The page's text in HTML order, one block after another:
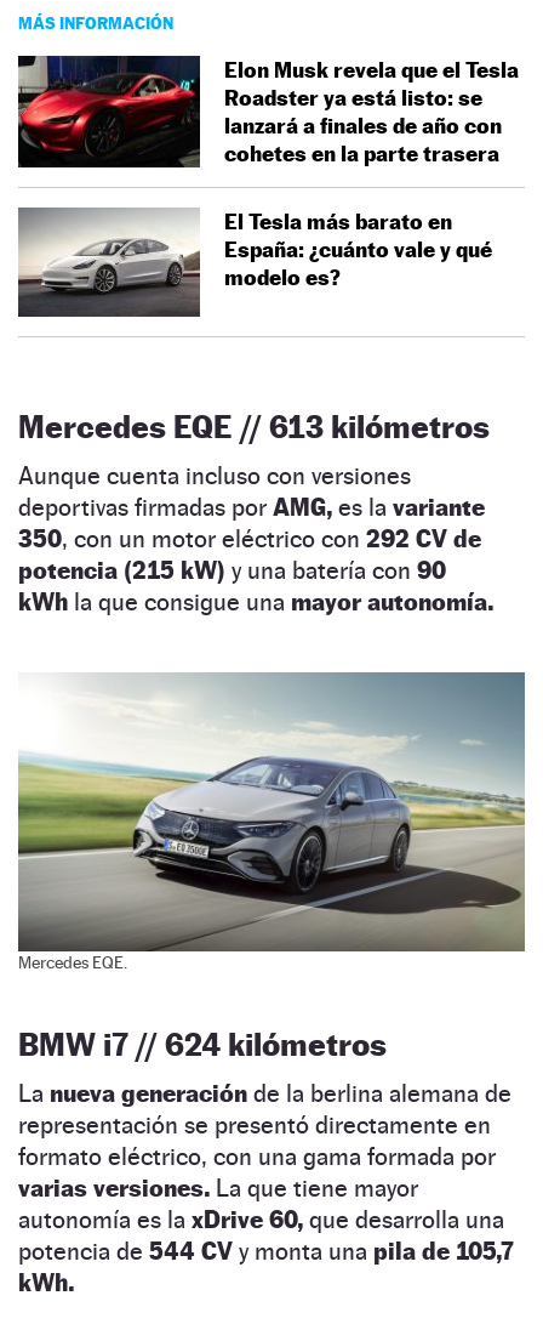
MÁS INFORMACIÓN
Elon Musk revela que el Tesla
Roadster ya está listo: se
lanzará a finales de año con
cohetes en la parte trasera
El Tesla más barato en
España: ¿cuánto vale y qué
modelo es?
Mercedes EQE // 613 kilómetros
Aunque cuenta incluso con versiones
deportivas firmadas por AMG, es la variante
350, con un motor eléctrico con 292 CV de
potencia (215 kW) y una batería con 90
kWh la que consigue una mayor autonomía.
Mercedes EQE.
BMW i7 // 624 kilómetros
La nueva generación de la berlina alemana de
representación se presentó directamente en
formato eléctrico, con una gama formada por
varias versiones. La que tiene mayor
autonomía es la xDrive 60, que desarrolla una
potencia de 544 CV y monta una pila de 105,7
kWh.